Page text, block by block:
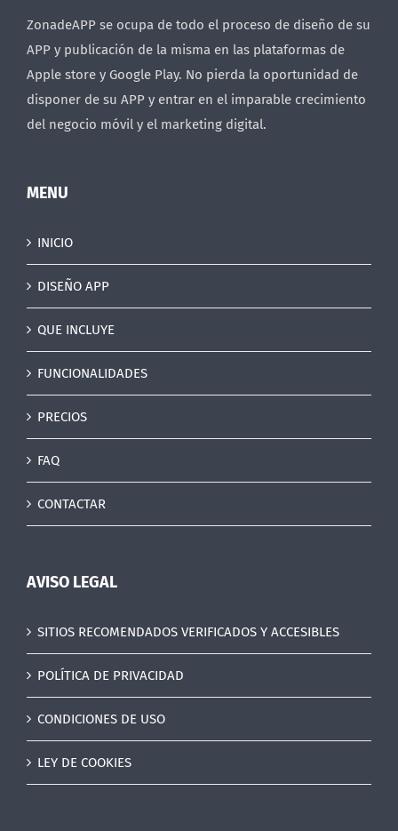
ZonadeAPP se ocupa de todo el proceso de diseño de su
APP y publicación de la misma en las plataformas de
Apple store y Google Play. No pierda la oportunidad de
disponer de su APP y entrar en el imparable crecimiento
del negocio móvil y el marketing digital.
MENU
INICIO
DISEÑO APP
QUE INCLUYE
FUNCIONALIDADES
PRECIOS
FAQ
CONTACTAR
AVISO LEGAL
SITIOS RECOMENDADOS VERIFICADOS Y ACCESIBLES
POLÍTICA DE PRIVACIDAD
CONDICIONES DE USO
LEY DE COOKIES